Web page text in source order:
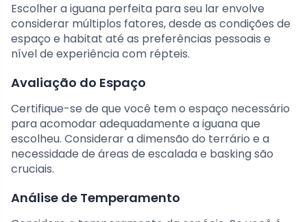
Escolher a iguana perfeita para seu lar envolve
considerar múltiplos fatores, desde as condições de
espaço e habitat até as preferências pessoais e
nível de experiência com répteis.
Avaliação do Espaço
Certifique-se de que você tem o espaço necessário
para acomodar adequadamente a iguana que
escolheu. Considerar a dimensão do terrário e a
necessidade de áreas de escalada e basking são
cruciais.
Análise de Temperamento